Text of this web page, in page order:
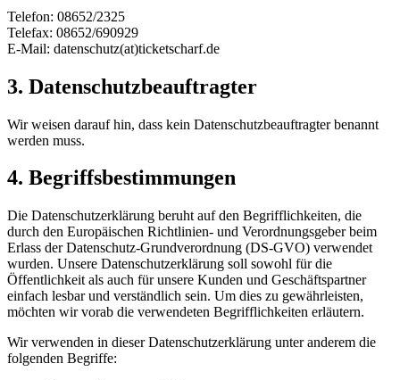
Telefon: 08652/2325
Telefax: 08652/690929
E-Mail: datenschutz(at)ticketscharf.de
3. Datenschutzbeauftragter
Wir weisen darauf hin, dass kein Datenschutzbeauftragter benannt
werden muss.
4. Begriffsbestimmungen
Die Datenschutzerklärung beruht auf den Begrifflichkeiten, die
durch den Europäischen Richtlinien- und Verordnungsgeber beim
Erlass der Datenschutz-Grundverordnung (DS-GVO) verwendet
wurden. Unsere Datenschutzerklärung soll sowohl für die
Öffentlichkeit als auch für unsere Kunden und Geschäftspartner
einfach lesbar und verständlich sein. Um dies zu gewährleisten,
möchten wir vorab die verwendeten Begrifflichkeiten erläutern.
Wir verwenden in dieser Datenschutzerklärung unter anderem die
folgenden Begriffe: